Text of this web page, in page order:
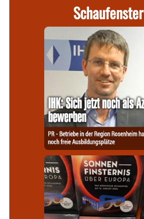
Schaufenster